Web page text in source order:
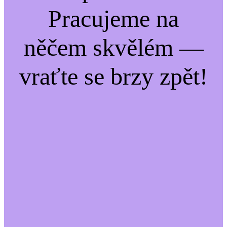
Pracujeme na
něčem skvělém —
vraťte se brzy zpět!